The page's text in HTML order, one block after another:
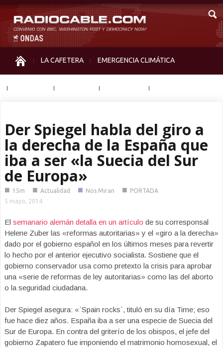
LA CAFETERA EMERGENCIA CLIMÁTICA
Der Spiegel habla del giro a
la derecha de la España que
iba a ser «la Suecia del Sur
de Europa»
■ 15m ■ Actualidad ■ Nos Miran ■ PORTADA
5 mayo, 2014
El semanario alemán detalla en un artículo de su corresponsal
Helene Zuber las «reformas autoritarias» y el «giro a la derecha»
dado por el gobierno español en los últimos meses para revertir
lo hecho por el anterior ejecutivo socialista. Sostiene que el
gobierno conservador usa como pretexto la crisis para aprobar
una «serie de reformas de ley autoritarias» como las del aborto
o la seguridad ciudadana.
Der Spiegel asegura: «`Spain rocks´, tituló en su día Time; eso
fue hace diez años. España iba a ser una especie de Suecia del
Sur de Europa. En contra del griterío de los obispos, el jefe del
gobierno Zapatero fue imponiendo el matrimonio homosexual, el